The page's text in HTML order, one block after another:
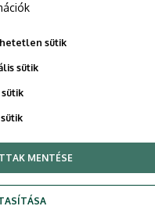
TOVÁBB AZ ÖSSZES
sütik
sütik
MENTÉSE